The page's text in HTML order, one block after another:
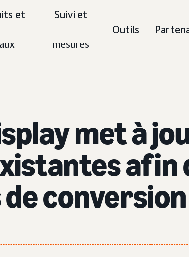
et Suivi et
mesures
Outils
met à
conversion